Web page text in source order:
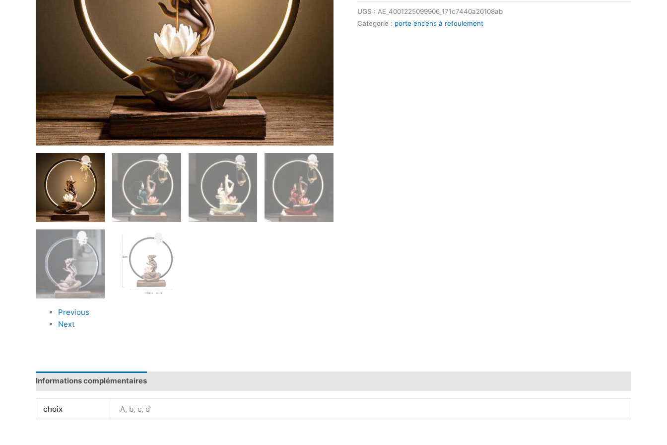
Previous
Next
UGS : AE_4001225099906_171c7440a20108ab
Catégorie : porte encens à refoulement
Informations complémentaires
choix A, b, c, d